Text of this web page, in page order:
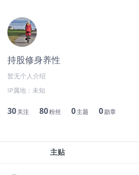
持股修身养性
暂无个人介绍
IP属地： 未知
30关注 80粉丝 0主题 0勋章
主贴